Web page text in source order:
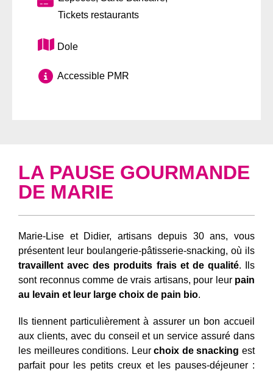
Tickets restaurants
Dole
Accessible PMR
LA PAUSE GOURMANDE
DE MARIE
Marie-Lise et Didier, artisans depuis 30 ans, vous
présentent leur boulangerie-pâtisserie-snacking, où ils
travaillent avec des produits frais et de qualité. Ils
sont reconnus comme de vrais artisans, pour leur pain
au levain et leur large choix de pain bio.
Ils tiennent particulièrement à assurer un bon accueil
aux clients, avec du conseil et un service assuré dans
les meilleures conditions. Leurchoix de snacking est
parfait pour les petits creux et les pauses-déjeuner :